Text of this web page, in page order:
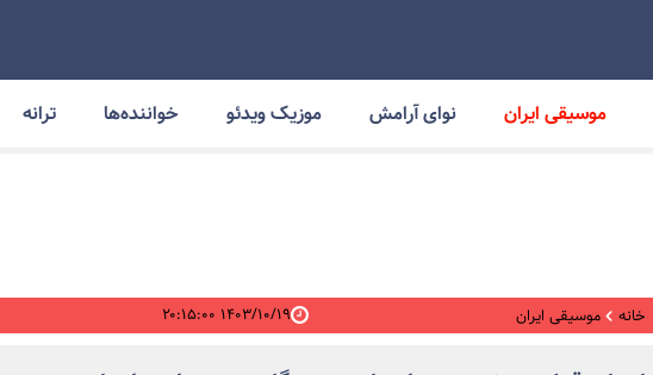
موسیقی ایران نوای آرامش موزیک ویدئو خواننده‌ها ترانه
خانه موسیقی ایران ۱۴۰۳/۱۰/۱۹ ۲۰:۱۵:۰۰